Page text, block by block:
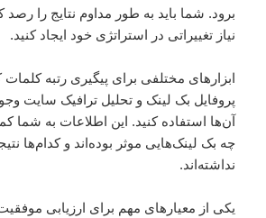
برود. شما باید به طور مداوم نتایج را
نیاز تغییراتی در استراتژی خود ایجاد کنید.
ابزارهای مختلفی برای پیگیری رتبه
پروفایل بک لینک و تحلیل ترافیک سایت وجود
آن‌ها استفاده کنید. این اطلاعات به شما
چه بک لینک‌هایی موثر بوده‌اند و کدام‌ها
نداشته‌اند.
یکی از معیارهای مهم برای ارزیابی